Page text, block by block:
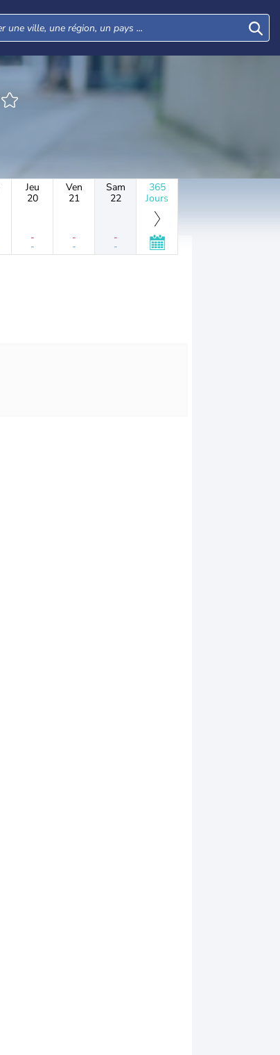
Jeu
20
-
-
Ven
21
-
-
Sam
22
-
-
365
Jours